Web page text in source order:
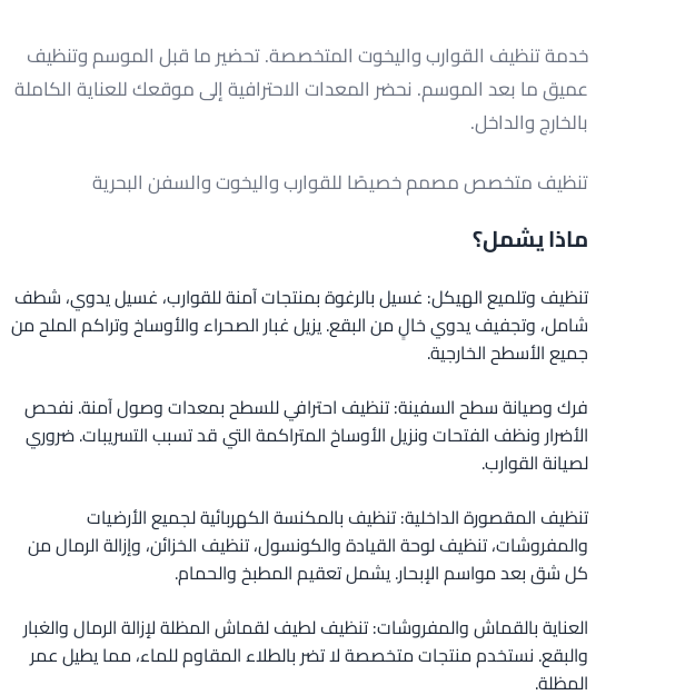
خدمة تنظيف القوارب واليخوت المتخصصة. تحضير ما قبل الموسم وتنظيف
عميق ما بعد الموسم. نحضر المعدات الاحترافية إلى موقعك للعناية الكاملة
بالخارج والداخل.
تنظيف متخصص مصمم خصيصًا للقوارب واليخوت والسفن البحرية
ماذا يشمل؟
تنظيف وتلميع الهيكل: غسيل بالرغوة بمنتجات آمنة للقوارب، غسيل يدوي، شطف
شامل، وتجفيف يدوي خالٍ من البقع. يزيل غبار الصحراء والأوساخ وتراكم الملح من
جميع الأسطح الخارجية.
فرك وصيانة سطح السفينة: تنظيف احترافي للسطح بمعدات وصول آمنة. نفحص
الأضرار ونظف الفتحات ونزيل الأوساخ المتراكمة التي قد تسبب التسريبات. ضروري
لصيانة القوارب.
تنظيف المقصورة الداخلية: تنظيف بالمكنسة الكهربائية لجميع الأرضيات
والمفروشات، تنظيف لوحة القيادة والكونسول، تنظيف الخزائن، وإزالة الرمال من
كل شق بعد مواسم الإبحار. يشمل تعقيم المطبخ والحمام.
العناية بالقماش والمفروشات: تنظيف لطيف لقماش المظلة لإزالة الرمال والغبار
والبقع. نستخدم منتجات متخصصة لا تضر بالطلاء المقاوم للماء، مما يطيل عمر
المظلة.